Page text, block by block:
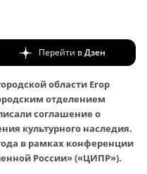
Перейти вДзен
области Егор
отделением
соглашение о
культурного наследия.
в рамках конференции
России» («ЦИПР»).